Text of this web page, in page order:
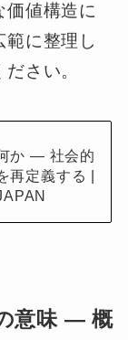
価値構造に
に整理し
さい。
か ― 社会的
再定義する |
意味 ― 概